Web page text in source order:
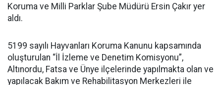
Koruma ve Milli Parklar Şube Müdürü Ersin Çakır yer
aldı.
5199 sayılı Hayvanları Koruma Kanunu kapsamında
oluşturulan “İl İzleme ve Denetim Komisyonu”,
Altınordu, Fatsa ve Ünye ilçelerinde yapılmakta olan ve
yapılacak Bakım ve Rehabilitasyon Merkezleri ile